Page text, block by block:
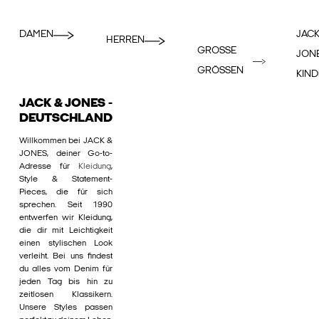
DAMEN
HERREN
GROSSE
GRÖSSEN
JACK & JONES -
DEUTSCHLAND
Willkommen bei JACK &
JONES, deiner Go-to-
Adresse für
Kleidung,
Style & Statement-
Pieces, die für sich
sprechen. Seit 1990
entwerfen wir Kleidung,
die dir mit Leichtigkeit
einen stylischen Look
verleiht. Bei uns findest
du alles vom Denim für
jeden Tag bis hin zu
zeitlosen Klassikern.
Unsere Styles passen